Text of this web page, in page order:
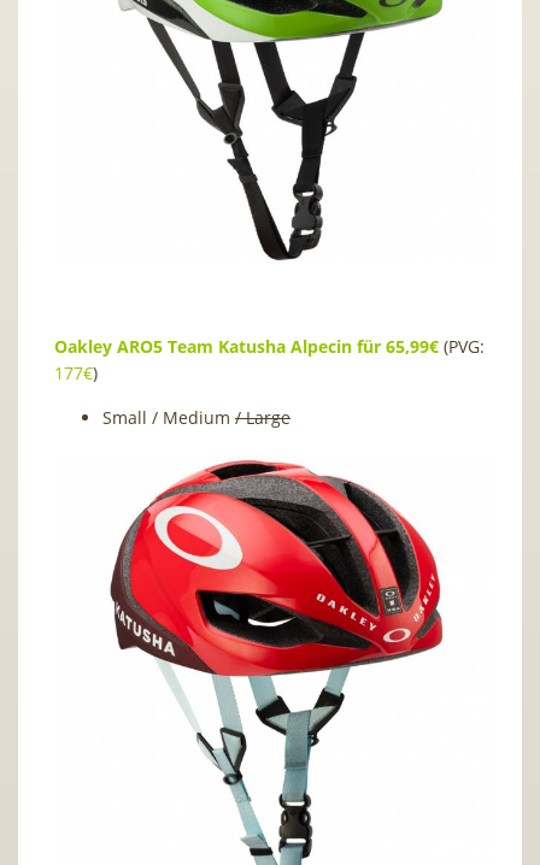
Oakley ARO5 Team Katusha Alpecin für 65,99€ (PVG:
177€)
Small / Medium / Large